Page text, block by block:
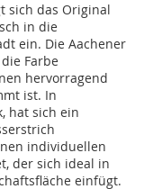
sich das Original
in die
ein. Die Aachener
Farbe
hervorragend
ist. In
hat sich ein
individuellen
der sich ideal in
einfügt.